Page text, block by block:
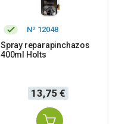
Nº 12048
Spray reparapinchazos
400ml Holts
Precio
13,75 €